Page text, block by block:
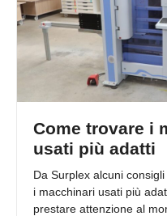
Come trovare i
usati più adatti
Da Surplex alcuni
i macchinari usati più
prestare attenzione al